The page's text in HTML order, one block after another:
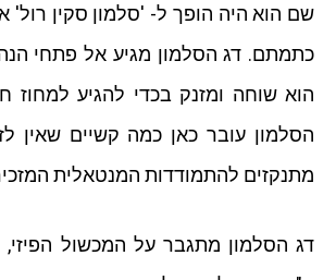
שם הוא היה הופך ל- 'סלמון סקין רול'
כתמתם. דג הסלמון מגיע אל פתחי
הוא שוחה ומזנק בכדי להגיע למחוז
הסלמון עובר כאן כמה קשיים שאין
מתנקזים להתמודדות המנטאלית
דג הסלמון מתגבר על המכשול